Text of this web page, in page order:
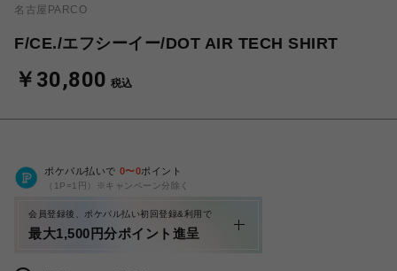
名古屋PARCO
F/CE./エフシーイー/DOT AIR TECH SHIRT
￥30,800 税込
ポケパル払いで 0〜0ポイント
（1P=1円）※キャンペーン分除く
会員登録後、ポケパル払い初回登録&利用で
最大1,500円分ポイント進呈